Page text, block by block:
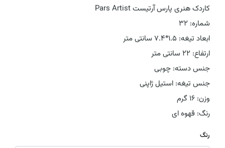
کاردک هنری پارس آرتیست Pars Artist
شماره: 32
ابعاد تیغه: 1.5*7.4 سانتی متر
ارتفاع: 22 سانتی متر
جنس دسته: چوبی
جنس تیغه: استیل ژاپنی
وزن: 16 گرم
رنگ: قهوه ای
رنگ